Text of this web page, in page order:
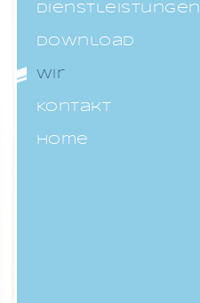
Dienstleistungen
Download
Wir
Kontakt
Home